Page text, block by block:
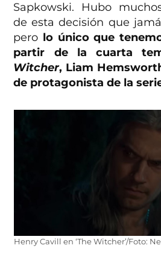
Sapkowski. Hubo
de esta decisión que
pero lo único que
partir de la cuarta
Witcher, Liam
de protagonista de la
Henry Cavill en ‘The Witcher’/Foto: